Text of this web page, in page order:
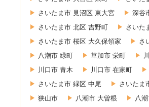
さいたま市 見沼区 東大宮
深谷
さいたま市 北区 吉野町
さいた
さいたま市 桜区 大久保領家
さ
八潮市 緑町
草加市 栄町
川口市 青木
川口市 在家町
さいたま市 緑区 中尾
さいたま
狭山市
八潮市 大曽根 八